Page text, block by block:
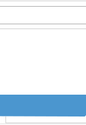
换 莱默尔
)